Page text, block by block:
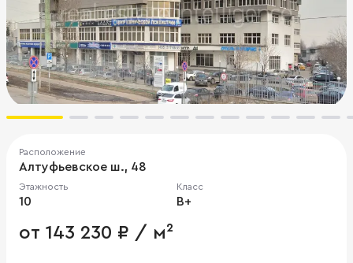
Расположение
Алтуфьевское ш., 48
Этажность
10
Класс
B+
от 143 230 ₽ / м²